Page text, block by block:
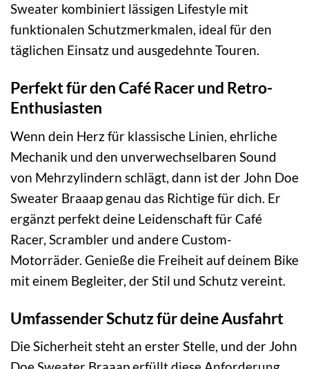
Sweater kombiniert lässigen Lifestyle mit
funktionalen Schutzmerkmalen, ideal für den
täglichen Einsatz und ausgedehnte Touren.
Perfekt für den Café Racer und Retro-
Enthusiasten
Wenn dein Herz für klassische Linien, ehrliche
Mechanik und den unverwechselbaren Sound
von Mehrzylindern schlägt, dann ist der John Doe
Sweater Braaap genau das Richtige für dich. Er
ergänzt perfekt deine Leidenschaft für Café
Racer, Scrambler und andere Custom-
Motorräder. Genieße die Freiheit auf deinem Bike
mit einem Begleiter, der Stil und Schutz vereint.
Umfassender Schutz für deine Ausfahrt
Die Sicherheit steht an erster Stelle, und der John